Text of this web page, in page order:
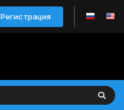
Регистрация